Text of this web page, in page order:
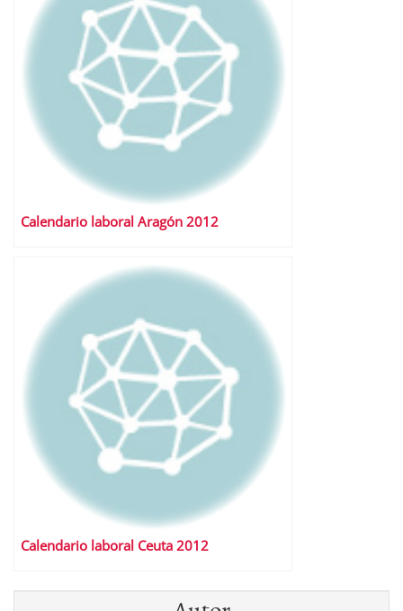
Calendario laboral Aragón 2012
Calendario laboral Ceuta 2012